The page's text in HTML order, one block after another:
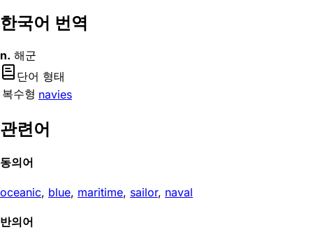
한국어 번역
n. 해군
단어 형태
복수형 navies
관련어
동의어
oceanic, blue, maritime, sailor, naval
반의어